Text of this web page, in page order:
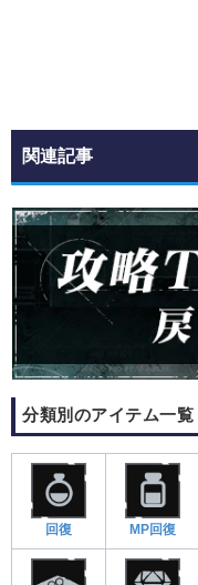
関連記事
分類別のアイテム一覧
回復 MP回復